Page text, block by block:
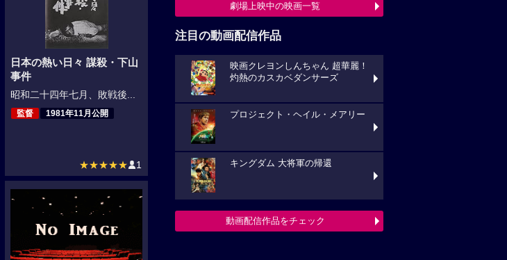
日本の熱い日々 謀殺・下山
事件
昭和二十四年七月、敗戦後...
監督 1981年11月公開
★★★★★ 1
劇場上映中の映画一覧
注目の動画配信作品
映画クレヨンしんちゃん 超華麗！
灼熱のカスカベダンサーズ
プロジェクト・ヘイル・メアリー
キングダム 大将軍の帰還
動画配信作品をチェック